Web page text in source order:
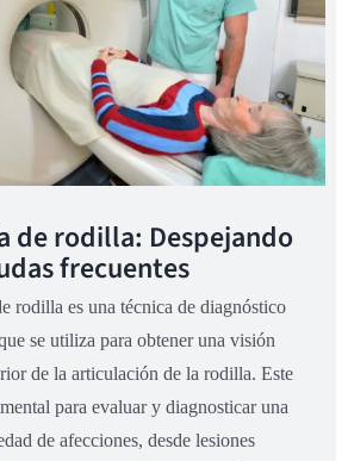
de rodilla: Despejando
frecuentes
rodilla es una técnica de diagnóstico
se utiliza para obtener una visión
de la articulación de la rodilla. Este
para evaluar y diagnosticar una
de afecciones, desde lesiones